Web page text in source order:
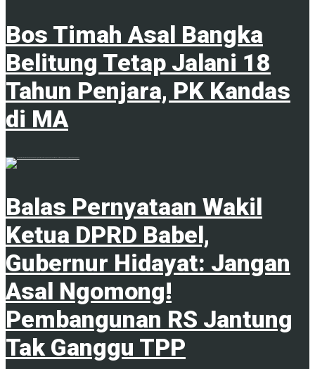
Bos Timah Asal Bangka
Belitung Tetap Jalani 18
Tahun Penjara, PK Kandas
di MA
Balas Pernyataan Wakil
Ketua DPRD Babel,
Gubernur Hidayat: Jangan
Asal Ngomong!
Pembangunan RS Jantung
Tak Ganggu TPP